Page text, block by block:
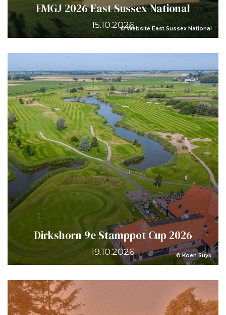
© Website East Sussex National
EMGJ 2026 East Sussex National
15.10.2026
© Koen Suyk
Dirkshorn 9e Stamppot Cup 2026
19.10.2026